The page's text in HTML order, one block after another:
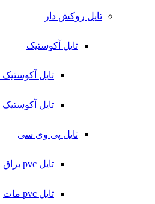
تایل روکش دار
تایل آکوستیک
تایل آکوستیک
تایل آکوستیک
تایل پی وی سی
تایل pvc براق
تایل pvc مات